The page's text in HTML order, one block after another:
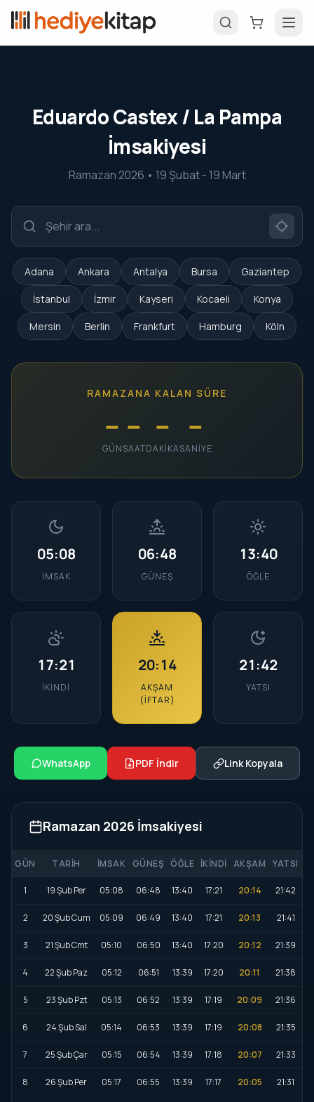
Eduardo Castex / La Pampa
İmsakiyesi
Ramazan 2026 • 19 Şubat - 19 Mart
Adana Ankara Antalya Bursa Gaziantep
İstanbul İzmir Kayseri Kocaeli Konya
Mersin Berlin Frankfurt Hamburg Köln
RAMAZANA KALAN SÜRE
--
GÜN
--
SAAT
--
DAKIKA
--
SANIYE
05:08
İMSAK
06:48
GÜNEŞ
13:40
ÖĞLE
17:21
İKINDI
20:14
AKŞAM
(İFTAR)
21:42
YATSI
WhatsApp PDF İndir Link Kopyala
Ramazan 2026 İmsakiyesi
GÜN TARIH İMSAK GÜNEŞ ÖĞLE İKINDI AKŞAM YATSI
1 19 Şub Per 05:08 06:48 13:40 17:21 20:14 21:42
2 20 Şub Cum 05:09 06:49 13:40 17:21 20:13 21:41
3 21 Şub Cmt 05:10 06:50 13:40 17:20 20:12 21:39
4 22 Şub Paz 05:12 06:51 13:39 17:20 20:11 21:38
5 23 Şub Pzt 05:13 06:52 13:39 17:19 20:09 21:36
6 24 Şub Sal 05:14 06:53 13:39 17:19 20:08 21:35
7 25 Şub Çar 05:15 06:54 13:39 17:18 20:07 21:33
8 26 Şub Per 05:17 06:55 13:39 17:17 20:05 21:31